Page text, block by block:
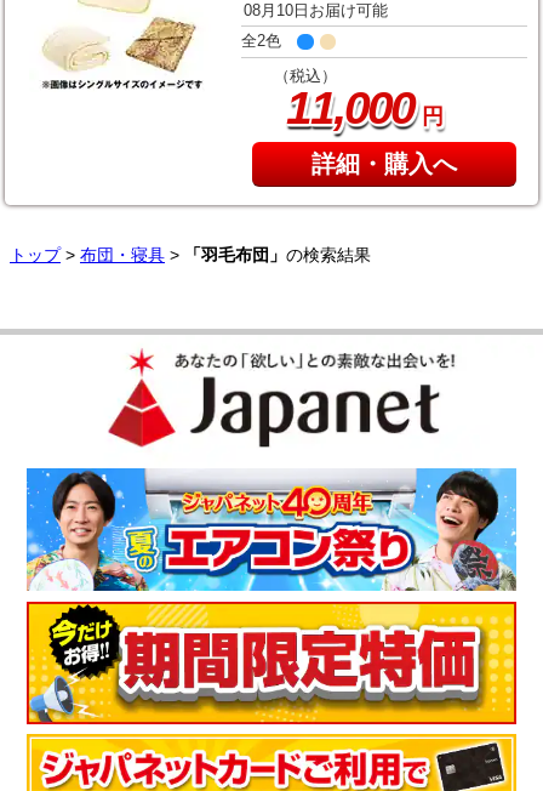
08月10日お届け可能
全2色
（税込）
11,000円
詳細・購入へ
トップ> 布団・寝具 > 「羽毛布団」 の検索結果